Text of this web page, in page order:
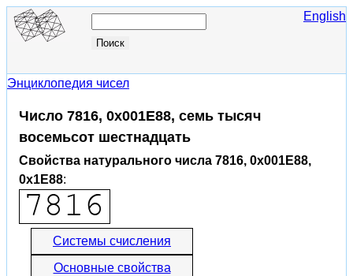
English
Энциклопедия чисел
Число 7816, 0x001E88, семь тысяч
восемьсот шестнадцать
Свойства натурального числа 7816, 0x001E88,
0x1E88:
Системы счисления
Основные свойства